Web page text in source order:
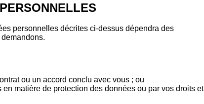
personnelles décrites ci-dessus dépendra des
ou un accord conclu avec vous ; ou
matière de protection des données ou par vos droits et